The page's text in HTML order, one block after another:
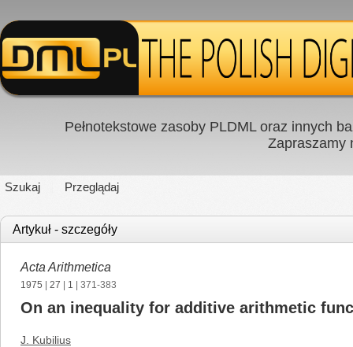
Pełnotekstowe zasoby PLDML oraz innych
Zapraszamy
Szukaj Przeglądaj
Artykuł - szczegóły
Acta Arithmetica
1975 27 1 | 371-383
On an inequality for additive arithmetic
J. Kubilius